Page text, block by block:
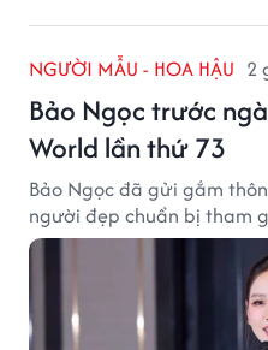
NGƯỜI MẪU - HOA HẬU 2
Bảo Ngọc trước
World lần thứ 73
Bảo Ngọc đã gửi gắm
người đẹp chuẩn bị tham